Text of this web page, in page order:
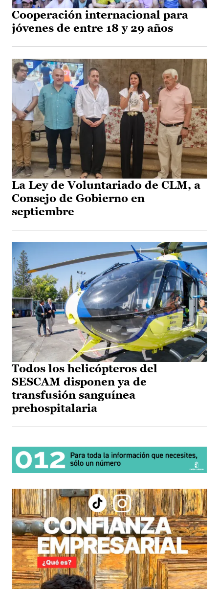
Cooperación internacional para
jóvenes de entre 18 y 29 años
La Ley de Voluntariado de CLM, a
Consejo de Gobierno en
septiembre
Todos los helicópteros del
SESCAM disponen ya de
transfusión sanguínea
prehospitalaria